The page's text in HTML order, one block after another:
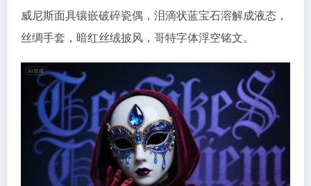
威尼斯面具镶嵌破碎瓷偶，泪滴状蓝宝石溶解成液态，
丝绸手套，暗红丝绒披风，哥特字体浮空铭文。